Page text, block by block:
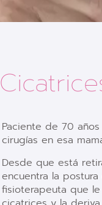
Paciente de 70
cirugías en esa
Desde que está
encuentra la
fisioterapeuta que